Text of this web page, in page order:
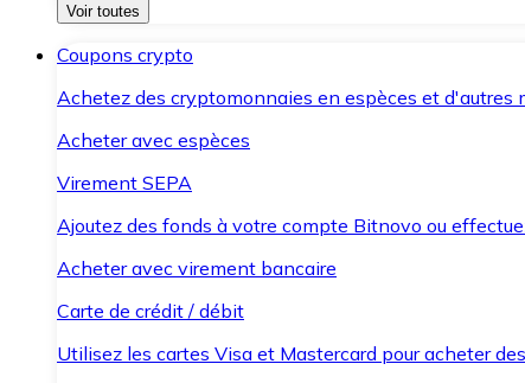
Voir toutes
Coupons crypto
Achetez des cryptomonnaies en espèces et
Acheter avec espèces
Virement SEPA
Ajoutez des fonds à votre compte Bitnovo ou
Acheter avec virement bancaire
Carte de crédit / débit
Utilisez les cartes Visa et Mastercard pour acheter